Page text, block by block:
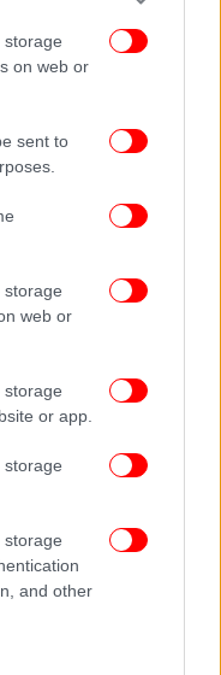
storage
on web or
sent to
storage
web or
storage
or app.
storage
storage
and other
απάντηση. Πώς
με τον Μάικλ
Μπρέιντι, τον
μέρα θα
θα βρίσκεται πια